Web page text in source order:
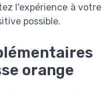
l'expérience à votre
possible.
orange